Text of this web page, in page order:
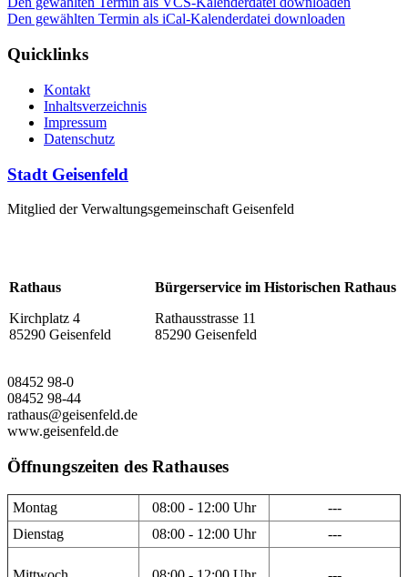
Den gewählten Termin als iCal-Kalenderdatei downloaden
Quicklinks
Kontakt
Inhaltsverzeichnis
Impressum
Datenschutz
Stadt Geisenfeld
Mitglied der Verwaltungsgemeinschaft Geisenfeld
Rathaus
Kirchplatz 4
85290 Geisenfeld
Bürgerservice im Historischen Rathaus
Rathausstrasse 11
85290 Geisenfeld
08452 98-0
08452 98-44
rathaus@geisenfeld.de
www.geisenfeld.de
Öffnungszeiten des Rathauses
Montag 08:00 - 12:00 Uhr
---
Dienstag
08:00 - 12:00 Uhr ---